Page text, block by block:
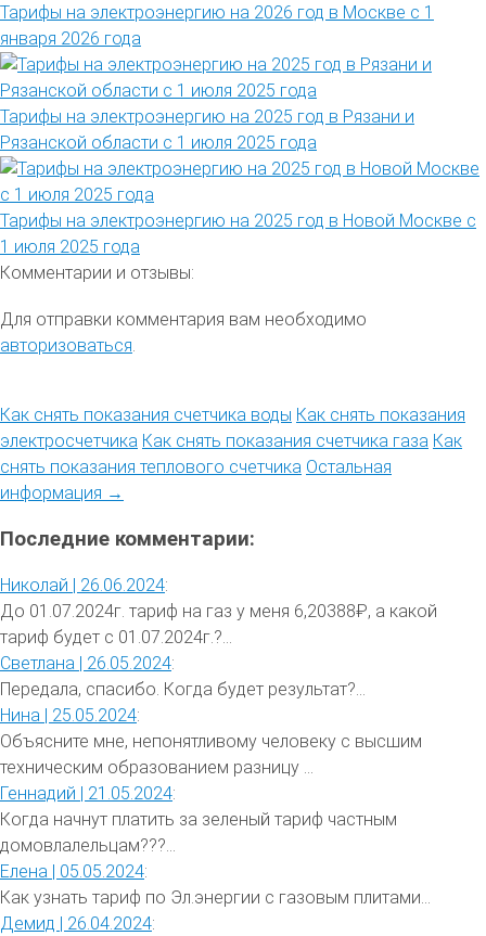
Тарифы на электроэнергию на 2026 год в Москве с 1
января 2026 года
Тарифы на электроэнергию на 2025 год в Рязани и
Рязанской области с 1 июля 2025 года
Тарифы на электроэнергию на 2025 год в Новой Москве с
1 июля 2025 года
Комментарии и отзывы:
Для отправки комментария вам необходимо
авторизоваться
Как снять показания счетчика воды Как снять показания
электросчетчика Как снять показания счетчика газа Как
снять показания теплового счетчика Остальная
информация →
Последние комментарии:
Николай | 26.06.2024:
До 01.07.2024г. тариф на газ у меня 6,20388₽, а какой
тариф будет с 01.07.2024г.?...
Светлана | 26.05.2024:
Передала, спасибо. Когда будет результат?...
Нина | 25.05.2024:
Объясните мне, непонятливому человеку с высшим
техническим образованием разницу ...
Геннадий | 21.05.2024:
Когда начнут платить за зеленый тариф частным
домовлалельцам???...
Елена | 05.05.2024:
Как узнать тариф по Эл.энергии с газовым плитами...
Демид | 26.04.2024: